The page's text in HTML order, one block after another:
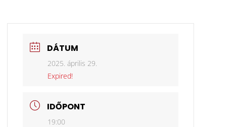
DÁTUM
2025. április 29.
Expired!
IDŐPONT
19:00